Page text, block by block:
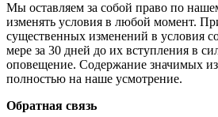
Мы оставляем за собой право по
изменять условия в любой момент.
существенных изменений в условия
мере за 30 дней до их вступления в
оповещение. Содержание значимых
полностью на наше усмотрение.
Обратная связь